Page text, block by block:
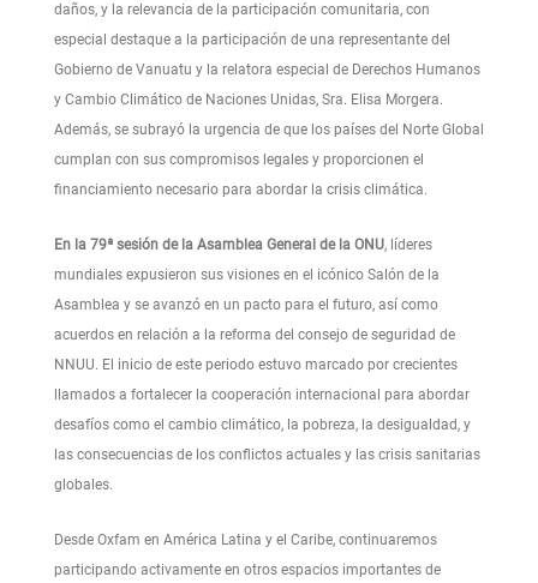
daños, y la relevancia de la participación comunitaria, con
especial destaque a la participación de una representante del
Gobierno de Vanuatu y la relatora especial de Derechos Humanos
y Cambio Climático de Naciones Unidas, Sra. Elisa Morgera.
Además, se subrayó la urgencia de que los países del Norte Global
cumplan con sus compromisos legales y proporcionen el
financiamiento necesario para abordar la crisis climática.
En la 79ª sesión de la Asamblea General de la ONU, líderes
mundiales expusieron sus visiones en el icónico Salón de la
Asamblea y se avanzó en un pacto para el futuro, así como
acuerdos en relación a la reforma del consejo de seguridad de
NNUU. El inicio de este periodo estuvo marcado por crecientes
llamados a fortalecer la cooperación internacional para abordar
desafíos como el cambio climático, la pobreza, la desigualdad, y
las consecuencias de los conflictos actuales y las crisis sanitarias
globales.
Desde Oxfam en América Latina y el Caribe, continuaremos
participando activamente en otros espacios importantes de